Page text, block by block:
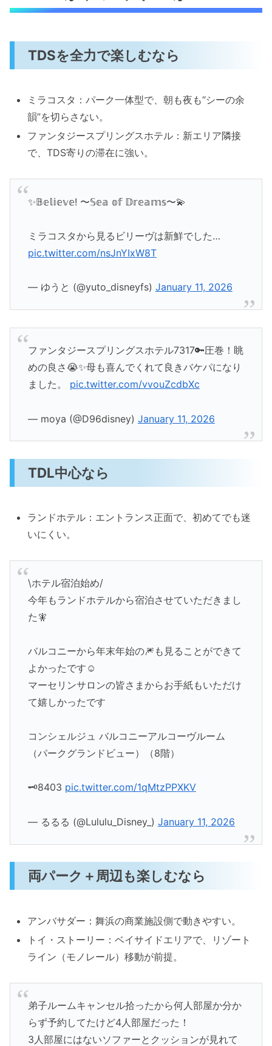
TDSを全力で楽しむなら
ミラコスタ：パーク一体型で、朝も夜も“シーの余
韻”を切らさない。
ファンタジースプリングスホテル：新エリア隣接
で、TDS寄りの滞在に強い。
✨𝔹𝕖𝕝𝕚𝕖𝕧𝕖! 〜𝕊𝕖𝕒 𝕠𝕗 𝔻𝕣𝕖𝕒𝕞𝕤〜💫
ミラコスタから見るビリーヴは新鮮でした…
pic.twitter.com/nsJnYIxW8T
— ゆうと (@yuto_disneyfs) January 11, 2026
ファンタジースプリングスホテル7317🔑圧巻！眺
めの良さ😭✨母も喜んでくれて良きバケパになり
ました。 pic.twitter.com/vvouZcdbXc
— moya (@D96disney) January 11, 2026
TDL中心なら
ランドホテル：エントランス正面で、初めてでも迷
いにくい。
\ホテル宿泊始め/
今年もランドホテルから宿泊させていただきまし
た🧚
バルコニーから年末年始の🎆も見ることができて
よかったです☺️
マーセリンサロンの皆さまからお手紙もいただけ
て嬉しかったです
コンシェルジュ バルコニーアルコーヴルーム
（パークグランドビュー）（8階）
🗝️8403 pic.twitter.com/1qMtzPPXKV
— るるる (@Lululu_Disney_) January 11, 2026
両パーク＋周辺も楽しむなら
アンバサダー：舞浜の商業施設側で動きやすい。
トイ・ストーリー：ベイサイドエリアで、リゾート
ライン（モノレール）移動が前提。
弟子ルームキャンセル拾ったから何人部屋か分か
らず予約してたけど4人部屋だった！
3人部屋にはないソファーとクッションが見れて